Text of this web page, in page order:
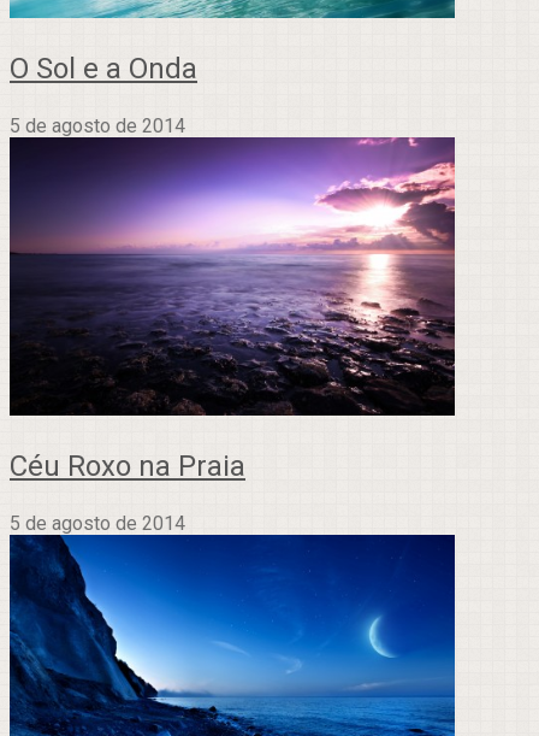
O Sol e a Onda
5 de agosto de 2014
Céu Roxo na Praia
5 de agosto de 2014